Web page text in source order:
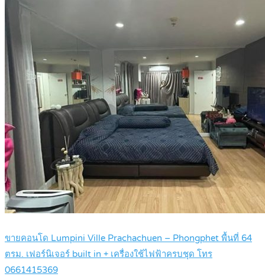
ขายคอนโด Lumpini Ville Prachachuen – Phongphet พื้นที่ 64
ตรม. เฟอร์นิเจอร์ built in + เครื่องใช้ไฟฟ้าครบชุด โทร
0661415369